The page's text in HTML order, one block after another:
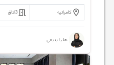
کامرانیه 3اتاق
هلیا بدیعی